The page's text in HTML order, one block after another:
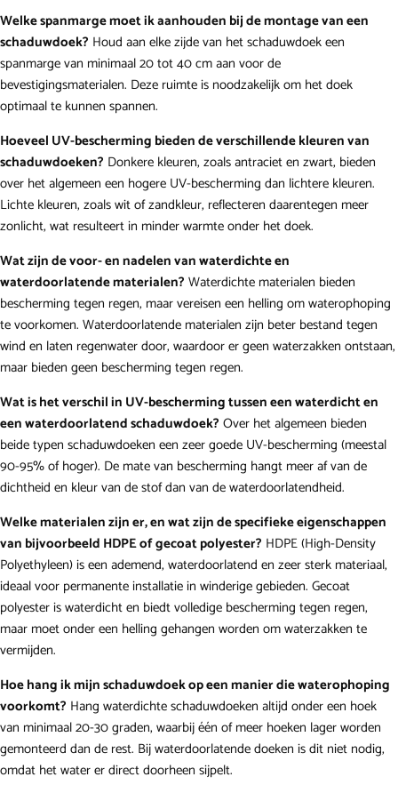
Welke spanmarge moet ik aanhouden bij de montage van een
schaduwdoek? Houd aan elke zijde van het schaduwdoek een
spanmarge van minimaal 20 tot 40 cm aan voor de
bevestigingsmaterialen. Deze ruimte is noodzakelijk om het doek
optimaal te kunnen spannen.
Hoeveel UV-bescherming bieden de verschillende kleuren van
schaduwdoeken? Donkere kleuren, zoals antraciet en zwart, bieden
over het algemeen een hogere UV-bescherming dan lichtere kleuren.
Lichte kleuren, zoals wit of zandkleur, reflecteren daarentegen meer
zonlicht, wat resulteert in minder warmte onder het doek.
Wat zijn de voor- en nadelen van waterdichte en
waterdoorlatende materialen? Waterdichte materialen bieden
bescherming tegen regen, maar vereisen een helling om waterophoping
te voorkomen. Waterdoorlatende materialen zijn beter bestand tegen
wind en laten regenwater door, waardoor er geen waterzakken ontstaan,
maar bieden geen bescherming tegen regen.
Wat is het verschil in UV-bescherming tussen een waterdicht en
een waterdoorlatend schaduwdoek? Over het algemeen bieden
beide typen schaduwdoeken een zeer goede UV-bescherming (meestal
90-95% of hoger). De mate van bescherming hangt meer af van de
dichtheid en kleur van de stof dan van de waterdoorlatendheid.
Welke materialen zijn er, en wat zijn de specifieke eigenschappen
van bijvoorbeeld HDPE of gecoat polyester? HDPE (High-Density
Polyethyleen) is een ademend, waterdoorlatend en zeer sterk materiaal,
ideaal voor permanente installatie in winderige gebieden. Gecoat
polyester is waterdicht en biedt volledige bescherming tegen regen,
maar moet onder een helling gehangen worden om waterzakken te
vermijden.
Hoe hang ik mijn schaduwdoek op een manier die waterophoping
voorkomt? Hang waterdichte schaduwdoeken altijd onder een hoek
van minimaal 20-30 graden, waarbij één of meer hoeken lager worden
gemonteerd dan de rest. Bij waterdoorlatende doeken is dit niet nodig,
omdat het water er direct doorheen sijpelt.